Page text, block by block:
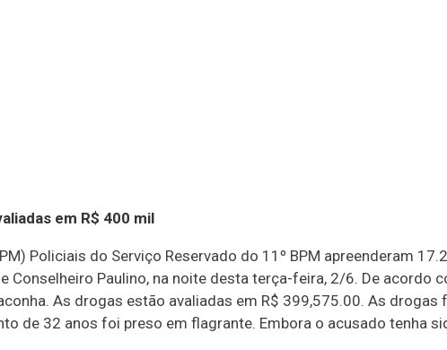
em R$ 400 mil
Policiais do Serviço Reservado do 11º BPM apreenderam
Conselheiro Paulino, na noite desta terça-feira, 2/6. De acordo
As drogas estão avaliadas em R$ 399,575.00. As
de 32 anos foi preso em flagrante. Embora o acusado tenha